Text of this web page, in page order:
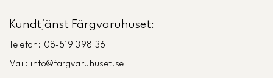
Kundtjänst Färgvaruhuset:
Telefon: 08-519 398 36
Mail: info@fargvaruhuset.se